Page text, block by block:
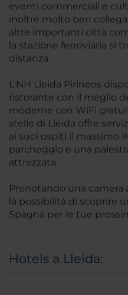
eventi commerciali e
inoltre molto ben
altre importanti città
la stazione ferroviaria si
distanza.
L'NH Lleida Pirineos
ristorante con il meglio
moderne con WiFi
stelle di Lleida offre
ai suoi ospiti il massimo
parcheggio e una
attrezzata.
Prenotando una camera
la possibilità di scoprire
Spagna per le tue
Hotels a Lleida: